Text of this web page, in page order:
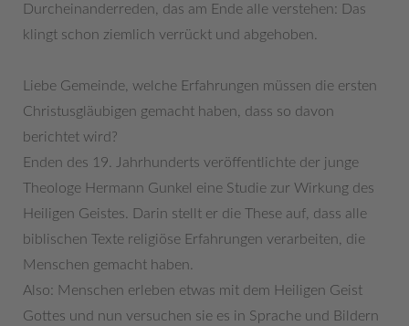
Durcheinanderreden, das am Ende alle verstehen: Das
klingt schon ziemlich verrückt und abgehoben.
Liebe Gemeinde, welche Erfahrungen müssen die ersten
Christusgläubigen gemacht haben, dass so davon
berichtet wird?
Enden des 19. Jahrhunderts veröffentlichte der junge
Theologe Hermann Gunkel eine Studie zur Wirkung des
Heiligen Geistes. Darin stellt er die These auf, dass alle
biblischen Texte religiöse Erfahrungen verarbeiten, die
Menschen gemacht haben.
Also: Menschen erleben etwas mit dem Heiligen Geist
Gottes und nun versuchen sie es in Sprache und Bildern